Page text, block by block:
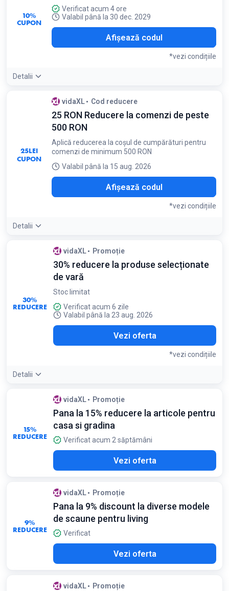
10%
CUPON
Verificat acum 4 ore
Valabil până la 30 dec. 2029
Afișează codul
*vezi condițiile
Detalii
Valabil doar pentru produsele de pe Pagina de Oferte
25LEI
CUPON
vidaXL Cod reducere
25 RON Reducere la comenzi de peste
500 RON
Aplică reducerea la coșul de cumpărături pentru
comenzi de minimum 500 RON
Valabil până la 15 aug. 2026
Afișează codul
*vezi condițiile
Detalii
Se aplică doar comenzilor de peste 500 RON
30%
REDUCERE
vidaXL Promoție
30% reducere la produse selecționate
de vară
Stoc limitat
Verificat acum 6 zile
Valabil până la 23 aug. 2026
Vezi oferta
*vezi condițiile
Detalii
Doar pentru produse selecționate. Stoc limitat
15%
REDUCERE
vidaXL Promoție
Pana la 15% reducere la articole pentru
casa si gradina
Verificat acum 2 săptămâni
Vezi oferta
9%
REDUCERE
vidaXL Promoție
Pana la 9% discount la diverse modele
de scaune pentru living
Verificat
Vezi oferta
vidaXL Promoție